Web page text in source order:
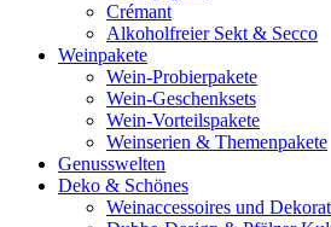
Crémant
Alkoholfreier Sekt & Secco
Weinpakete
Wein-Probierpakete
Wein-Geschenksets
Wein-Vorteilspakete
Weinserien & Themenpakete
Genusswelten
Deko & Schönes
Weinaccessoires und